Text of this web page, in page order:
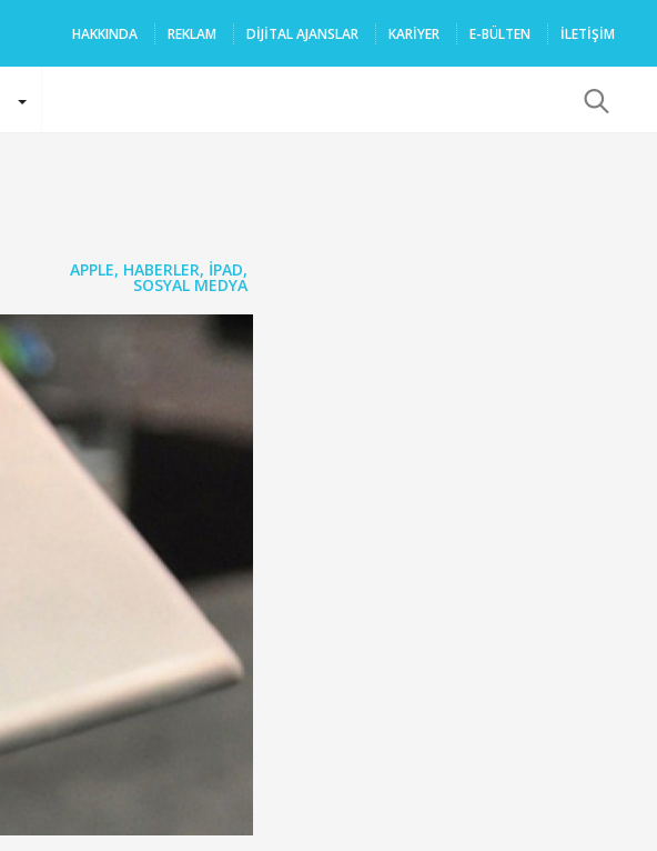
HAKKINDA REKLAM DIJITAL AJANSLAR KARIYER E-BÜLTEN İLETİŞİM
APPLE, HABERLER, IPAD,
SOSYAL MEDYA